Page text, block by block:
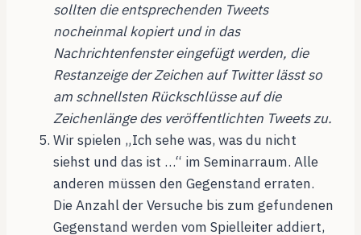
sollten die entsprechenden Tweets
nocheinmal kopiert und in das
Nachrichtenfenster eingefügt werden, die
Restanzeige der Zeichen auf Twitter lässt so
am schnellsten Rückschlüsse auf die
Zeichenlänge des veröffentlichten Tweets zu.
Wir spielen „Ich sehe was, was du nicht
siehst und das ist …“ im Seminarraum. Alle
anderen müssen den Gegenstand erraten.
Die Anzahl der Versuche bis zum gefundenen
Gegenstand werden vom Spielleiter addiert,